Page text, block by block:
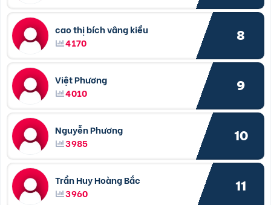
cao thị bích vâng kiều
4170
8
Việt Phương
4010
9
Nguyễn Phương
3985
10
Trần Huy Hoàng Bắc
3960
11